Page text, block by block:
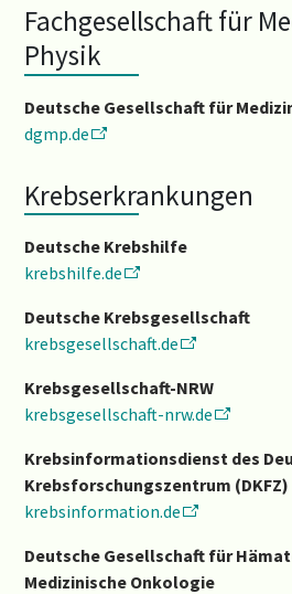
Fachgesellschaft für
Physik
Deutsche Gesellschaft für
dgmp.de
Krebserkrankungen
Deutsche Krebshilfe
krebshilfe.de
Deutsche Krebsgesellschaft
krebsgesellschaft.de
Krebsgesellschaft-NRW
krebsgesellschaft-nrw.de
Krebsinformationsdienst des
Krebsforschungszentrum (DKFZ)
krebsinformation.de
Deutsche Gesellschaft für
Medizinische Onkologie